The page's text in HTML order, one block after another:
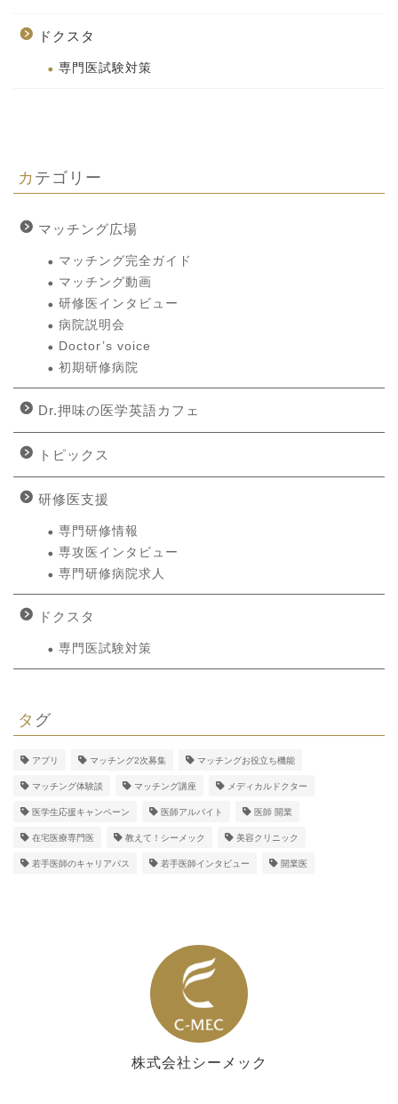
ドクスタ
専門医試験対策
カテゴリー
マッチング広場
マッチング完全ガイド
マッチング動画
研修医インタビュー
病院説明会
Doctor’s voice
初期研修病院
Dr.押味の医学英語カフェ
トピックス
研修医支援
専門研修情報
専攻医インタビュー
専門研修病院求人
ドクスタ
専門医試験対策
タグ
アプリ マッチング2次募集 マッチングお役立ち機能
マッチング体験談 マッチング講座 メディカルドクター
医学生応援キャンペーン 医師アルバイト 医師 開業
在宅医療専門医 教えて！シーメック 美容クリニック
若手医師のキャリアパス 若手医師インタビュー 開業医
株式会社シーメック